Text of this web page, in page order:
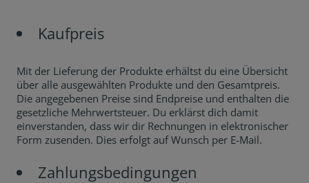
Kaufpreis
Mit der Lieferung der Produkte erhältst du eine Übersicht
über alle ausgewählten Produkte und den Gesamtpreis.
Die angegebenen Preise sind Endpreise und enthalten die
gesetzliche Mehrwertsteuer. Du erklärst dich damit
einverstanden, dass wir dir Rechnungen in elektronischer
Form zusenden. Dies erfolgt auf Wunsch per E-Mail.
Zahlungsbedingungen